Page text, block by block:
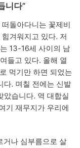
니다”
돌아다니는 꽃제비
겨워지고 있다. 저
13-16세 사이의 남
들고 있다. 올해 열
먹기만 하면 되었는
다. 며칠 전에는 신발
았습니다. 역 대합실
기 재무지가 우리에
거나 심부름으로 살